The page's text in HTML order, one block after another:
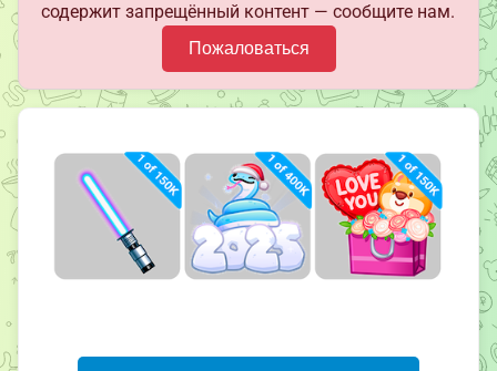
содержит запрещённый контент — сообщите нам.
Пожаловаться